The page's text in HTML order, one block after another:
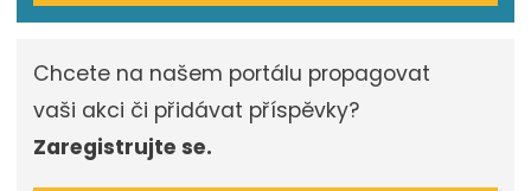
Chcete na našem portálu propagovat
vaši akci či přidávat příspěvky?
Zaregistrujte se.